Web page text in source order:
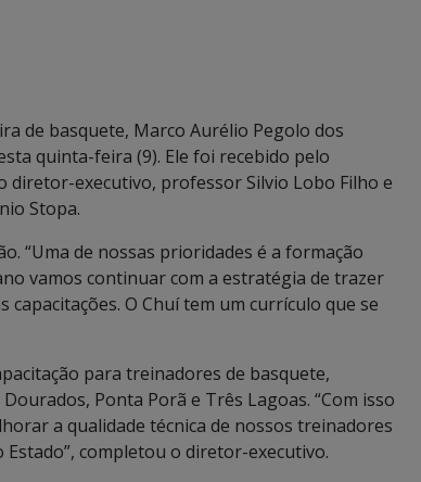
de basquete, Marco Aurélio Pegolo dos
quinta-feira (9). Ele foi recebido pelo
executivo, professor Silvio Lobo Filho e
Stopa.
“Uma de nossas prioridades é a formação
vamos continuar com a estratégia de trazer
O Chuí tem um currículo que se
para treinadores de basquete,
Ponta Porã e Três Lagoas. “Com isso
a qualidade técnica de nossos treinadores
completou o diretor-executivo.